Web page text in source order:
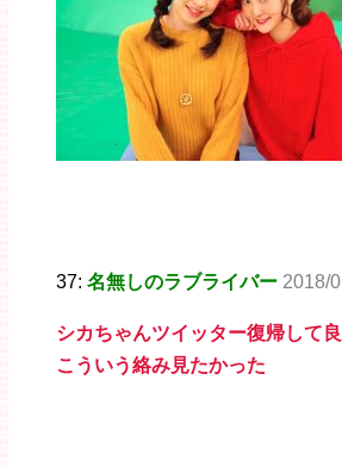
37: 名無しのラブライバー 2018/
シカちゃんツイッター復帰して
こういう絡み見たかった